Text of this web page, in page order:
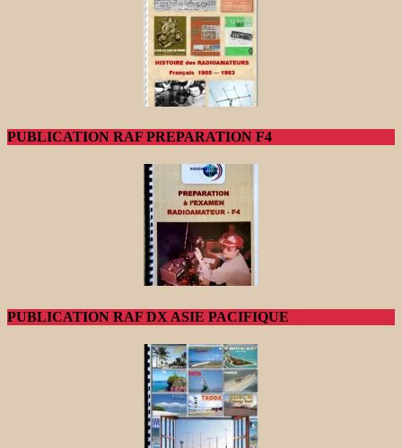
PUBLICATION RAF PREPARATION F4
PUBLICATION RAF DX ASIE PACIFIQUE